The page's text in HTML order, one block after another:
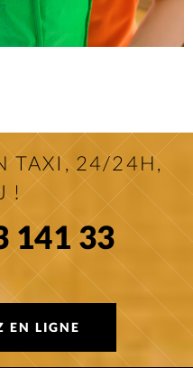
TAXI, 24/24H,
!
141 33
EN LIGNE